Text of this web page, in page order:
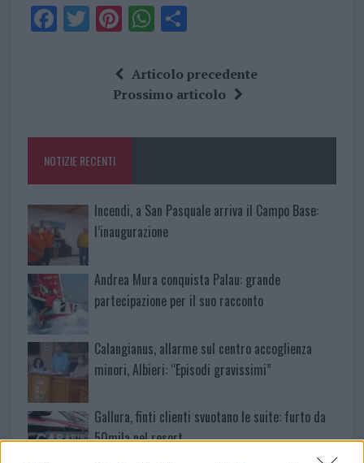
F
o
k
T Pi
te
re
W
at
s
p
S
a
re
Articolo precedente
Prossimo articolo
NOTIZIE RECENTI
Incendi, a San Pasquale arriva il Campo Base:
l’inaugurazione
Andrea Mura conquista Palau: grande
partecipazione per il suo racconto
Calangianus, allarme sul centro accoglienza
minori, Albieri: “Episodi gravissimi”
Gallura, finti clienti svuotano le suite: furto da
50mila nel resort